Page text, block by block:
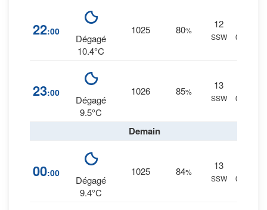
22:00
Dégagé
10.4°C
1025 80%
12
SSW
0 mm.
23:00
Dégagé
9.5°C
1026 85%
13
SSW
0 mm.
Demain
00:00
Dégagé
9.4°C
1025 84%
13
SSW
0 mm.